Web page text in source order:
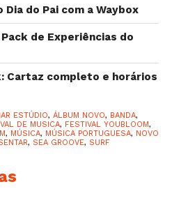
do Pai com a Waybox
de Experiências do
Cartaz completo e horários
ESTÚDIO, ÁLBUM NOVO, BANDA,
DE MUSICA, FESTIVAL YOUBLOOM,
, MÚSICA, MÚSICA PORTUGUESA, NOVO
, SEA GROOVE, SURF